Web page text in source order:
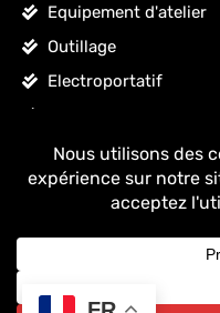
Equipement d'atelier
Outillage
Electroportatif
Accessoires véhicules
Nettoyage, droguerie
Voir tous les produits